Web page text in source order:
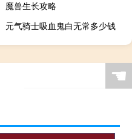
魔兽生长攻略
元气骑士吸血鬼白无常多少钱
☚